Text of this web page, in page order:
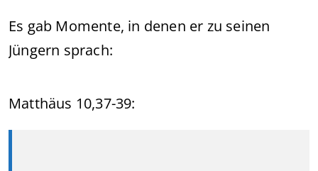
Es gab Momente, in denen er zu seinen
Jüngern sprach:
Matthäus 10,37-39: